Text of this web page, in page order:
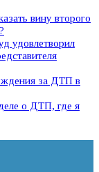
вину второго
удовлетворил
за ДТП в
о ДТП, где я